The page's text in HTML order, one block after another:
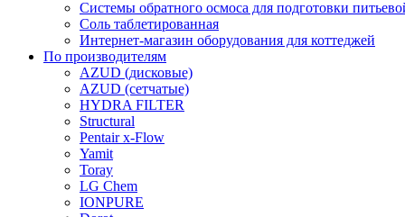
Системы обратного осмоса для подготовки
Соль таблетированная
Интернет-магазин оборудования для коттеджей
По производителям
AZUD (дисковые)
AZUD (сетчатые)
HYDRA FILTER
Structural
Pentair x-Flow
Yamit
Toray
LG Chem
IONPURE